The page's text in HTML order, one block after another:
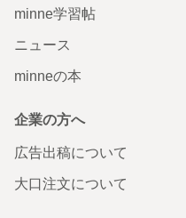
minne学習帖
ニュース
minneの本
企業の方へ
広告出稿について
大口注文について